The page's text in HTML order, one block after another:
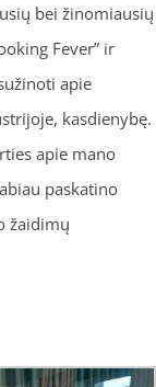
bei žinomiausių
Fever” ir
apie
kasdienybę.
apie mano
paskatino
žaidimų